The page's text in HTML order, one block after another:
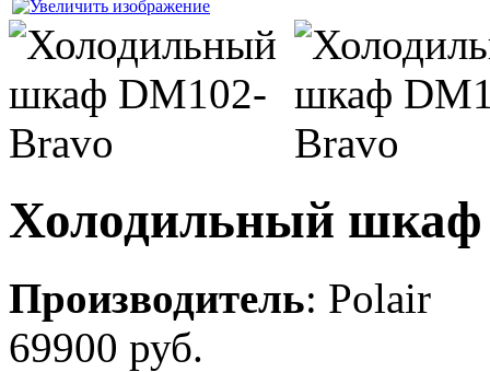
Холодильный шкаф
Производитель: Polair
69900 руб.